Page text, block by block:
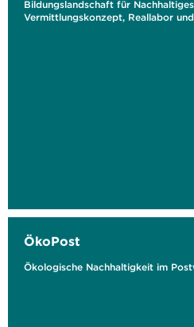
Bildungslandschaft für
Vermittlungskonzept, Reallabor
ÖkoPost
Ökologische Nachhaltigkeit im